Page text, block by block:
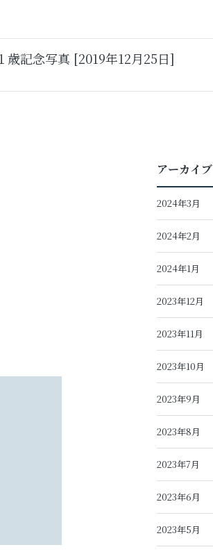
歳記念写真 [2019年12月25日]
アーカイブ
2024年3月
2024年2月
2024年1月
2023年12月
2023年11月
2023年10月
2023年9月
2023年8月
2023年7月
2023年6月
2023年5月